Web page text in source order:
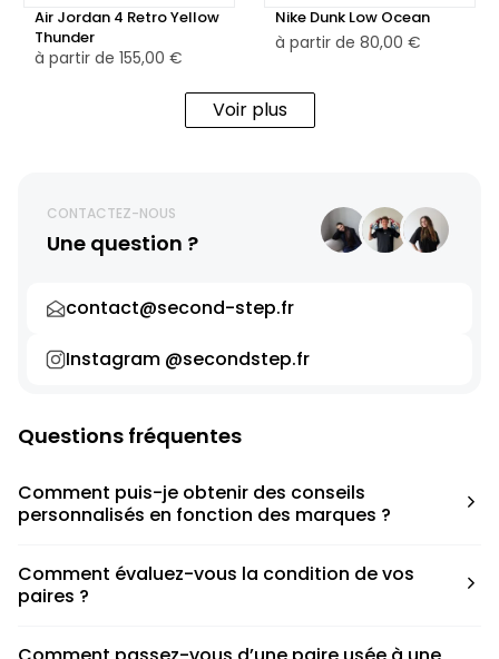
Air Jordan 4 Retro Yellow
Thunder
à partir de 155,00 €
Nike Dunk Low Ocean
à partir de 80,00 €
Voir plus
CONTACTEZ-NOUS
Une question ?
contact@second-step.fr
Instagram @secondstep.fr
Questions fréquentes
Comment puis-je obtenir des conseils
personnalisés en fonction des marques ?
pour déterminer la taille appropriée, que ce soit une taille
en dessous, au-dessus ou correspondant à votre taille
Comment évaluez-vous la condition de vos
paires ?